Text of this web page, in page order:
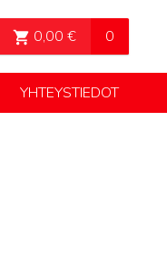
0,00 € 0
OSTOSKORI>
YHTEYSTIEDOT